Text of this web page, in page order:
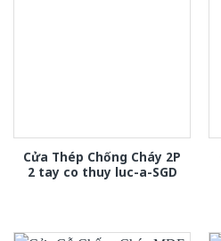
Cửa Thép Chống Cháy 2P
2 tay co thuy luc-a-SGD